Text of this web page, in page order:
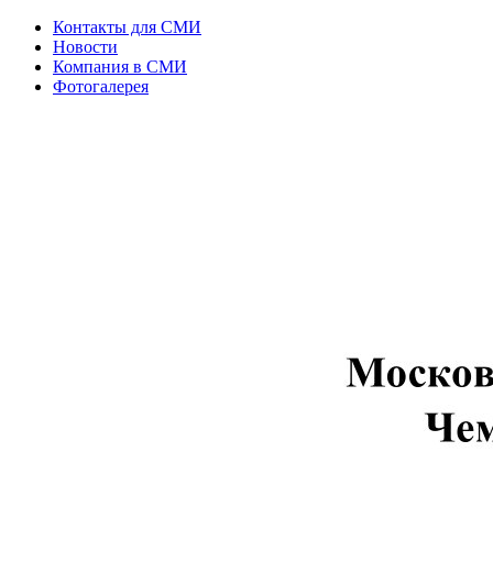
Контакты для СМИ
Новости
Компания в СМИ
Фотогалерея